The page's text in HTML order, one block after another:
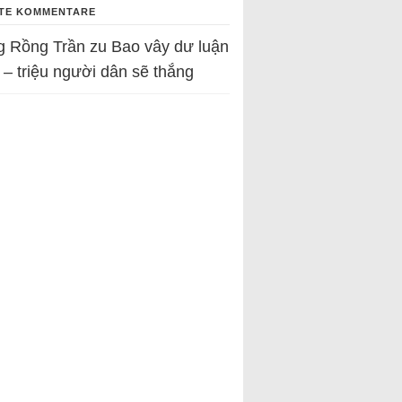
KOMMENTARE
Rồng Trần zu Bao vây dư luận
– triệu người dân sẽ thắng